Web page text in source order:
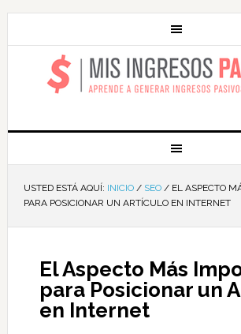
MIS
USTED ESTÁ AQUÍ: INICIO / SEO /EL ASPECTO
PARA POSICIONAR UN ARTÍCULO EN INTERNET
El Aspecto Más
para Posicionar un
en Internet